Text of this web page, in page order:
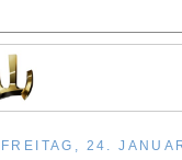
FREITAG, 24.